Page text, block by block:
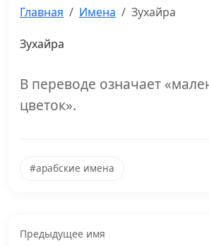
Главная Имена Зухайра
Зухайра
В переводе означает
цветок».
#арабские имена
Предыдущее имя